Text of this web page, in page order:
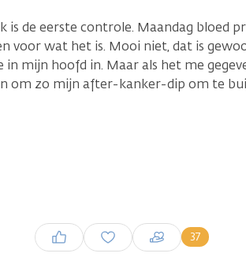
is de eerste controle. Maandag bloed
voor wat het is. Mooi niet, dat is
in mijn hoofd in. Maar als het me
om zo mijn after-kanker-dip om te
37
Inloggen om een reactie te
plaatsen